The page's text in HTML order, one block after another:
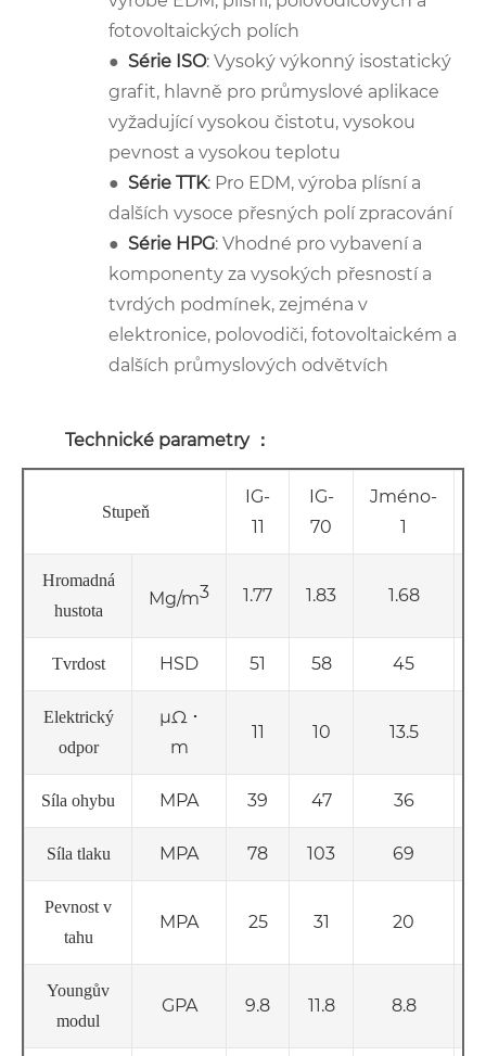
fotovoltaických polích
● Série ISO: Vysoký výkonný isostatický
grafit, hlavně pro průmyslové aplikace
vyžadující vysokou čistotu, vysokou
pevnost a vysokou teplotu
● Série TTK: Pro EDM, výroba plísní a
dalších vysoce přesných polí zpracování
● Série HPG: Vhodné pro vybavení a
komponenty za vysokých přesností a
tvrdých podmínek, zejména v
elektronice, polovodiči, fotovoltaickém a
dalších průmyslových odvětvích
Technické parametry ：
Stupeň
IG-
11
IG-
70
Jméno-
1
Hromadná
hustota
Mg/m3 1.77 1.83 1.68
Tvrdost HSD 51 58 45
Elektrický
odpor
μΩ ･
m
11 10 13.5
Síla ohybu MPA 39 47 36
Síla tlaku MPA 78 103 69
Pevnost v
tahu
MPA 25 31 20
Youngův
modul
GPA 9.8 11.8 8.8